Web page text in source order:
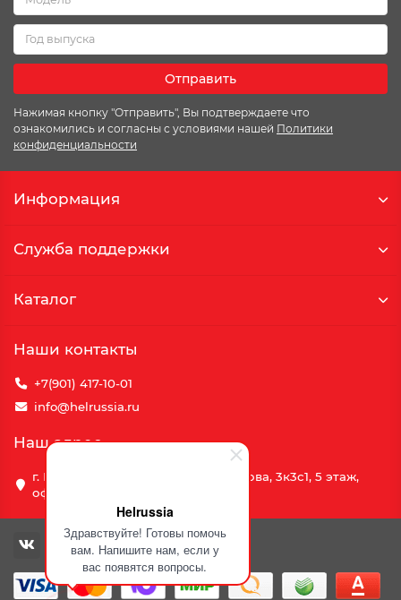
Helrussia
Здравствуйте! Готовы помочь
вам. Напишите нам, если у
вас появятся вопросы.
Отправить
Нажимая кнопку "Отправить", Вы подтверждаете что
ознакомились и согласны с условиями нашей Политики
конфиденциальности
Информация
Служба поддержки
Каталог
Наши контакты
+7(901) 417-10-01
info@helrussia.ru
Наш адрес
г. Москва, улица Василия Петушкова, 3к3c1, 5 этаж,
офис 69